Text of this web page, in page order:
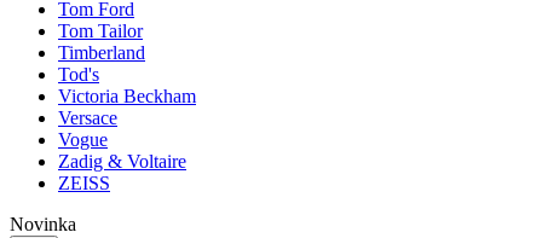
Tom Ford
Tom Tailor
Timberland
Tod's
Victoria Beckham
Versace
Vogue
Zadig & Voltaire
ZEISS
Novinka